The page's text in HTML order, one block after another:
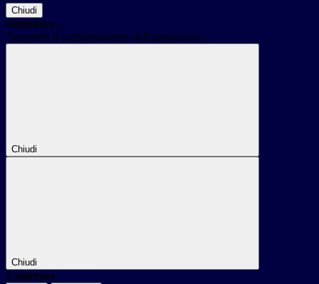
Chiudi
Attendere...
Attendere il completamento dell'operazione...
Chiudi
Chiudi
Conferma